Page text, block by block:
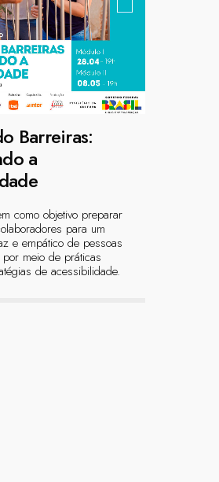
Barreiras:
a
como objetivo preparar
para um
e empático de pessoas
meio de práticas
de acessibilidade.